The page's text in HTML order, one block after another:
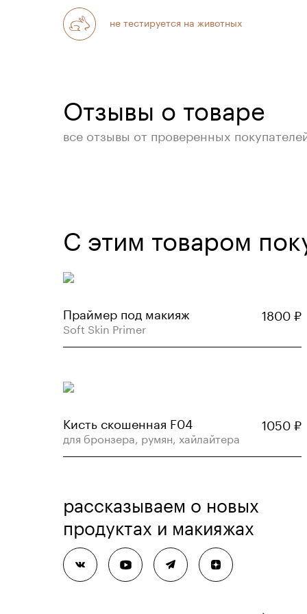
не тестируется на животных
Отзывы о товаре
все отзывы от проверенных
С этим товаром
Праймер под макияж
Soft Skin Primer
1800₽
Кисть скошенная F04
для бронзера, румян, хайлайтера
1050₽
рассказываем о новых
продуктах и макияжах